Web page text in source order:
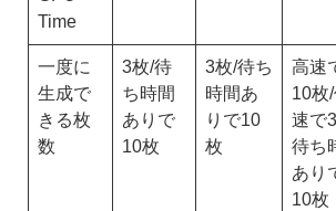
Time
一度に
生成で
きる枚
数
3枚/待
ち時間
ありで
10枚
3枚/待ち
時間あ
りで10
枚
高速
10枚
速で
待ち
あり
10枚